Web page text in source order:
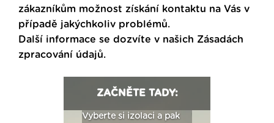
zákazníkům možnost získání kontaktu na Vás v
případě jakýchkoliv problémů.
Další informace se dozvíte v našich Zásadách
zpracování údajů.
ZAČNĚTE TADY:
Vyberte si izolaci a pak